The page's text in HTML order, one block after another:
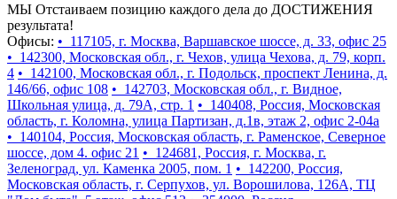
МЫ Отстаиваем позицию каждого дела до ДОСТИЖЕНИЯ
результата!
Офисы: • 117105, г. Москва, Варшавское шоссе, д. 33, офис 25
• 142300, Московская обл., г. Чехов, улица Чехова, д. 79, корп.
4 • 142100, Московская обл., г. Подольск, проспект Ленина, д.
146/66, офис 108 • 142703, Московская обл., г. Видное,
Школьная улица, д. 79А, стр. 1 • 140408, Россия, Московская
область, г. Коломна, улица Партизан, д.1в, этаж 2, офис 2-04а
• 140104, Россия, Московская область, г. Раменское, Северное
шоссе, дом 4. офис 21 • 124681, Россия, г. Москва, г.
Зеленоград, ул. Каменка 2005, пом. 1 • 142200, Россия,
Московская область, г. Серпухов, ул. Ворошилова, 126А, ТЦ